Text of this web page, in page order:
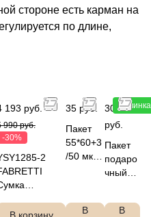
стороне есть карман на
по длине,
193 руб.
990 руб.
-30%
2
100%полиэсте
35 руб.
Пакет
55*60+3
/50 мкм,
FABRET
В
Новинка
300
руб.
Пакет
подаро
чный
В